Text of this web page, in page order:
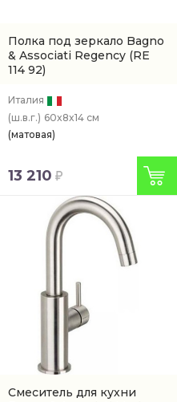
Полка под зеркало Bagno
& Associati Regency (RE
114 92)
Италия
(ш.в.г.) 60x8x14 см
(матовая)
13 210
Смеситель для кухни